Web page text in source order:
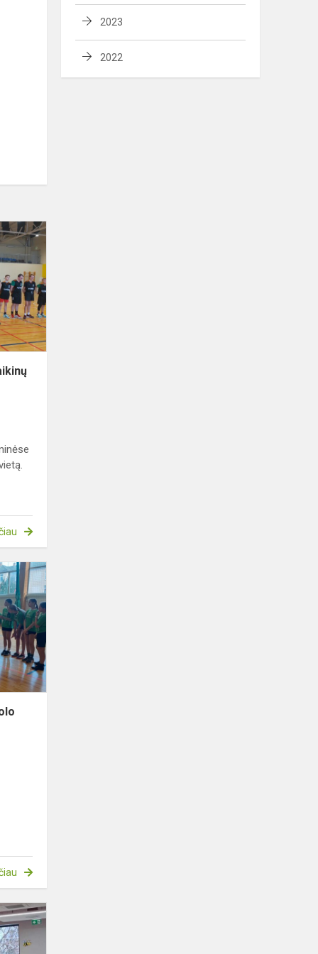
Sveikiname
gimnazijos
vaikinų
krepšinio
komandą
Sveikiname
merginų
futbolo
Sveikiname
7a
2023
2022